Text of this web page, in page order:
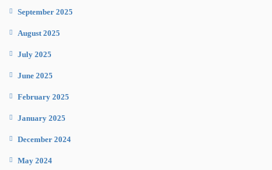
September 2025
August 2025
July 2025
June 2025
February 2025
January 2025
December 2024
May 2024